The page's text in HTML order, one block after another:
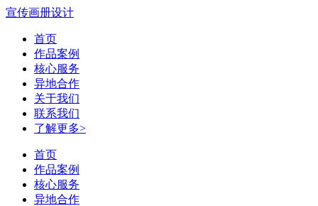
宣传画册设计
首页
作品案例
核心服务
异地合作
关于我们
联系我们
了解更多>
首页
作品案例
核心服务
异地合作